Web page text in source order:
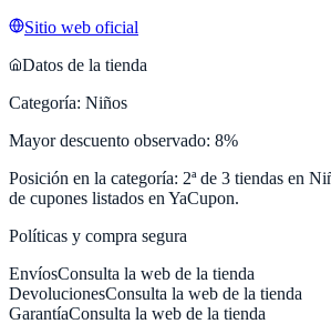
Sitio web oficial
Datos de la tienda
Categoría: Niños
Mayor descuento observado: 8%
Posición en la categoría: 2ª de 3 tiendas en
de cupones listados en YaCupon.
Políticas y compra segura
EnvíosConsulta la web de la tienda
DevolucionesConsulta la web de la tienda
GarantíaConsulta la web de la tienda